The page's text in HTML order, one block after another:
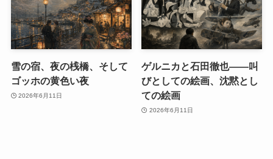
雪の宿、夜の桟橋、そして
ゴッホの黄色い夜
2026年6月11日
ゲルニカと石田徹也――叫
びとしての絵画、沈黙とし
ての絵画
2026年6月11日